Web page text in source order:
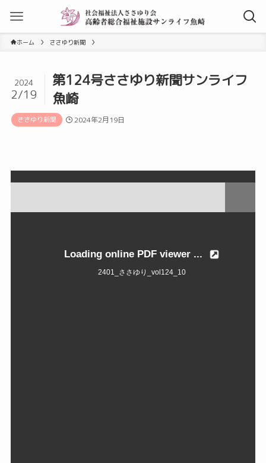
ホーム ささゆり新聞
第124号ささゆり新聞サンライフ
魚崎
2024
2/19
ささゆり新聞 2024年2月19日